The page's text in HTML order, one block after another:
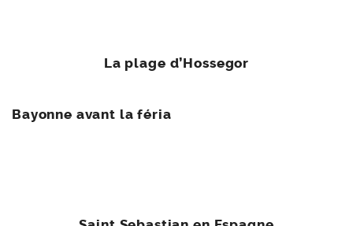
La plage d’Hossegor
Bayonne avant la féria